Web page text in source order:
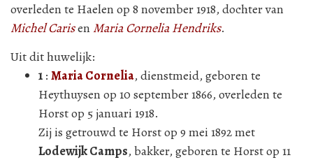
overleden te Haelen op 8 november 1918, dochter van
Michel Carisen Maria Cornelia Hendriks.
Uit dit huwelijk:
1 : Maria Cornelia, dienstmeid, geboren te
Heythuysen op 10 september 1866, overleden te
Horst op 5 januari 1918.
Zij is getrouwd te Horst op 9 mei 1892 met
Lodewijk Camps, bakker, geboren te Horst op 11